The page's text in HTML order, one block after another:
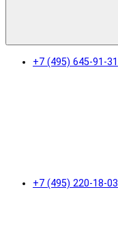
+7 (495) 645-91-31
+7 (495) 220-18-03